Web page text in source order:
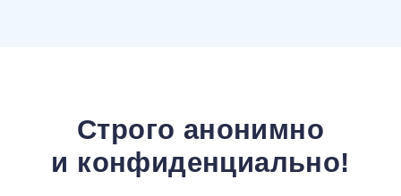
Строго анонимно
и конфиденциально!